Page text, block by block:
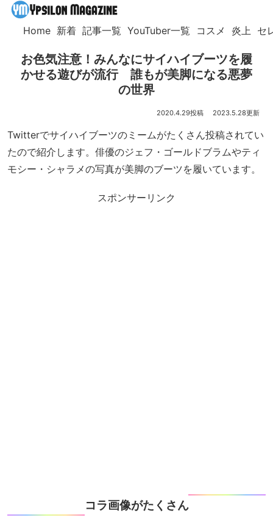
Home 新着 記事一覧 YouTuber一覧 コスメ 炎上 セ
お色気注意！みんなにサイハイブーツを履
かせる遊びが流行 誰もが美脚になる悪夢
の世界
2020.4.29 2023.5.28
Twitterでサイハイブーツのミームがたくさん投稿されてい
たので紹介します。俳優のジェフ・ゴールドブラムやティ
モシー・シャラメの写真が美脚のブーツを履いています。
スポンサーリンク
コラ画像がたくさん